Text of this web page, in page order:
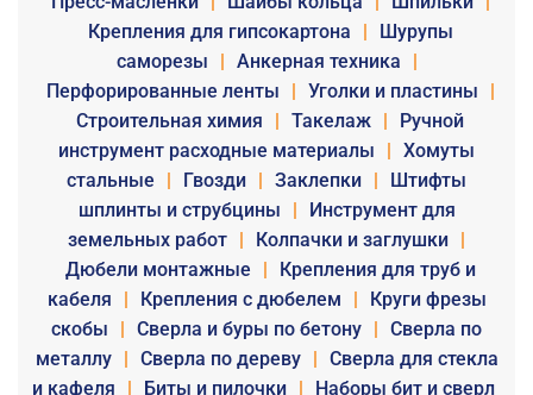
Крепления для гипсокартона
|
Шурупы
саморезы
| Анкерная техника
|
Перфорированные ленты
| Уголки и пластины
|
Строительная химия
| Такелаж |
Ручной
инструмент расходные материалы
| Хомуты
стальные
| Гвозди | Заклепки |
Штифты
шплинты и струбцины
|
Инструмент для
земельных работ | Колпачки и заглушки |
Дюбели монтажные
|
Крепления для труб и
кабеля
| Крепления с дюбелем |
Круги фрезы
скобы
| Сверла и буры по бетону | Сверла по
металлу
| Сверла по дереву | Сверла для стекла
и кафеля
| Биты и пилочки |
Наборы бит и сверл